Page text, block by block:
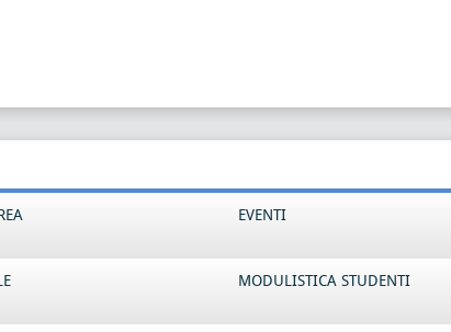
EVENTI
MODULISTICA STUDENTI